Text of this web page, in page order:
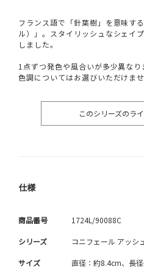
フランス語で「針葉樹」を意味す
ル）」。スタイリッシュなシェイ
しました。
1点ずつ発色や風合いが多少異なり
色調についてはお選びいただけま
このシリーズのラ
仕様
商品番号 1724L/90088C
シリーズ コニフェール アッシュ
サイズ
直径：約8.4cm、長